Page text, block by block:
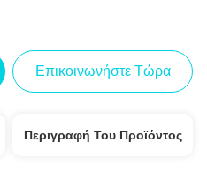
Επικοινωνήστε Τώρα
Περιγραφή Του Προϊόντος